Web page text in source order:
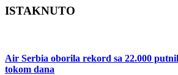
ISTAKNUTO
Air Serbia oborila rekord sa 22.000
tokom dana